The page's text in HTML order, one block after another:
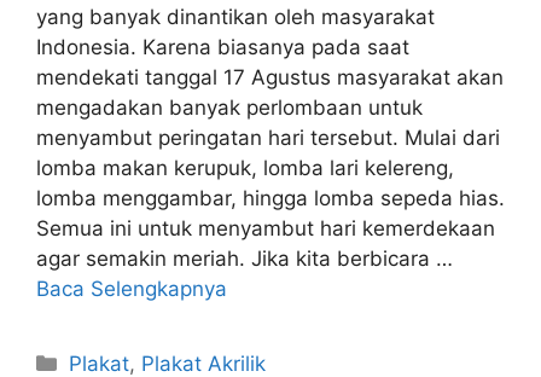
yang banyak dinantikan oleh masyarakat
Indonesia. Karena biasanya pada saat
mendekati tanggal 17 Agustus masyarakat akan
mengadakan banyak perlombaan untuk
menyambut peringatan hari tersebut. Mulai dari
lomba makan kerupuk, lomba lari kelereng,
lomba menggambar, hingga lomba sepeda hias.
Semua ini untuk menyambut hari kemerdekaan
agar semakin meriah. Jika kita berbicara …
Baca Selengkapnya
Kategori
Plakat, Plakat Akrilik